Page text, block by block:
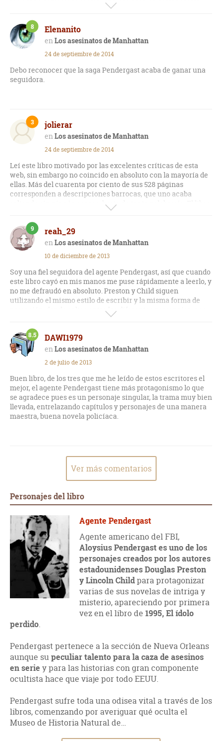
tan poco común como el agente Pendergast.
Elenanito
Los asesinatos de Manhattan
8
24 de septiembre de 2014
Debo reconocer que la saga Pendergast acaba de ganar una
seguidora.
jolierar
Los asesinatos de Manhattan
3
24 de septiembre de 2014
Leí este libro motivado por las excelentes críticas de esta
web, sin embargo no coincido en absoluto con la mayoría de
ellas. Más del cuarenta por ciento de sus 528 páginas
corresponden a descripciones barrocas, que uno acaba
saltando sin ningún reparo, harto de tanta palabrería. El libro
intenta ambientarse en un estilo gótico, aunque es más bien
una aventura de hombres con superpoderes, en particular el
agente Pendergast. Los autores introducen al lector en
vericuetos insalvables, de los que salen con subterfugios
imposibles. Uno acaba hasta el gorro de un mal truco tan
repetido y de lo absolutamente previsible de todas las
circunstancias de tan fantasiosa historia. Una pérdida de
tiempo.
reah_29
Los asesinatos de Manhattan
9
10 de diciembre de 2013
Soy una fiel seguidora del agente Pendergast, así que cuando
este libro cayó en mis manos me puse rápidamente a leerlo, y
no me defraudó en absoluto. Preston y Child siguen
utilizando el mismo estilo de escribir y la misma forma de
narración, dando saltos entre los diferentes personajes, que
engancha de principio a fin. Aunque parece que el interés
decae en ciertas partes, el libro se recupera muy
rápidamente, hasta llegar a un final sorprendente y muy bien
logrado, que como siempre, Pendergast necesita explicar a
fondo al lector, y que deslumbra por su sencillez y a la vez
enorme complejidad.
Recomiendo este libro a todo el mundo y, en especial a los
que seguimos de cerca al agente A. Perdergast, un personaje
tan atractivo como irritante.
DAWI1979
Los asesinatos de Manhattan
8.5
2 de julio de 2013
Buen libro, de los tres que me he leído de estos escritores el
mejor, el agente Pendergast tiene más protagonismo lo que
se agradece pues es un personaje singular, la trama muy bien
llevada, entrelazando capítulos y personajes de una manera
maestra, buena novela policíaca.
Ver más comentarios
Personajes del libro
Agente Pendergast
Agente americano del FBI,
Aloysius Pendergast es uno de los
personajes creados por los autores
estadounidenses Douglas Preston
y Lincoln Childpara protagonizar
varias de sus novelas de intriga y
misterio, apareciendo por primera
vez en el libro de 1995, El ídolo
perdido.
Pendergast pertenece a la sección de Nueva Orleans
aunque supeculiar talento para la caza de asesinos
en serie y para las historias con gran componente
ocultista hace que viaje por todo EEUU.
Pendergast sufre toda una odisea vital a través de los
libros, comenzando por averiguar qué oculta el
Museo de Historia Natural de…